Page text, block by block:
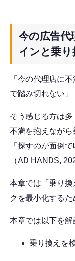
今の広告代
インと乗
「今の代理店に
で踏み切れない」
そう感じる方は多
不満を抱えなが
「探すのが面倒
（AD HANDS,
本章では「乗り換
クを最小化するた
本章では以下を解
乗り換えを